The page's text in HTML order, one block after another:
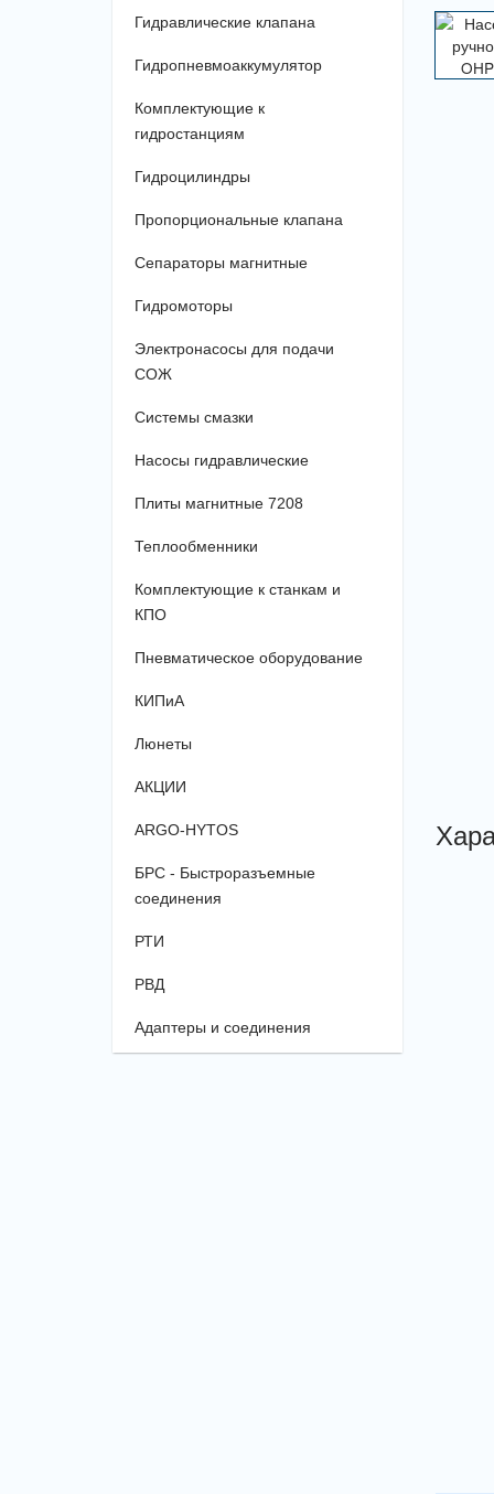
Гидравлические клапана
Гидропневмоаккумулятор
Комплектующие к
гидростанциям
Гидроцилиндры
Пропорциональные клапана
Сепараторы магнитные
Гидромоторы
Электронасосы для подачи
СОЖ
Системы смазки
Насосы гидравлические
Плиты магнитные 7208
Теплообменники
Комплектующие к станкам и
КПО
Пневматическое оборудование
КИПиА
Люнеты
АКЦИИ
ARGO-HYTOS
БРС - Быстроразъемные
соединения
РТИ
РВД
Адаптеры и соединения